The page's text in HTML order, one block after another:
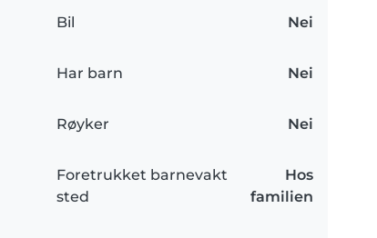
Bil Nei
Har barn Nei
Røyker Nei
Foretrukket barnevakt
sted
Hos
familien